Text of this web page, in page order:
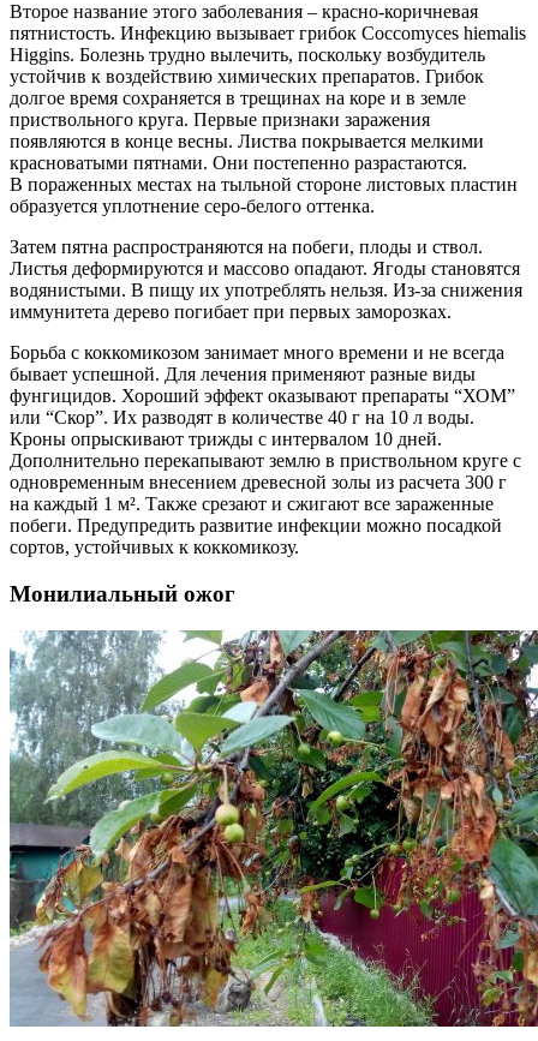
Второе название этого заболевания – красно-коричневая
пятнистость. Инфекцию вызывает грибок Coccomyces hiemalis
Higgins. Болезнь трудно вылечить, поскольку возбудитель
устойчив к воздействию химических препаратов. Грибок
долгое время сохраняется в трещинах на коре и в земле
приствольного круга. Первые признаки заражения
появляются в конце весны. Листва покрывается мелкими
красноватыми пятнами. Они постепенно разрастаются.
В пораженных местах на тыльной стороне листовых пластин
образуется уплотнение серо-белого оттенка.
Затем пятна распространяются на побеги, плоды и ствол.
Листья деформируются и массово опадают. Ягоды становятся
водянистыми. В пищу их употреблять нельзя. Из-за снижения
иммунитета дерево погибает при первых заморозках.
Борьба с коккомикозом занимает много времени и не всегда
бывает успешной. Для лечения применяют разные виды
фунгицидов. Хороший эффект оказывают препараты “ХОМ”
или “Скор”. Их разводят в количестве 40 г на 10 л воды.
Кроны опрыскивают трижды с интервалом 10 дней.
Дополнительно перекапывают землю в приствольном круге с
одновременным внесением древесной золы из расчета 300 г
на каждый 1 м². Также срезают и сжигают все зараженные
побеги. Предупредить развитие инфекции можно посадкой
сортов, устойчивых к коккомикозу.
Монилиальный ожог